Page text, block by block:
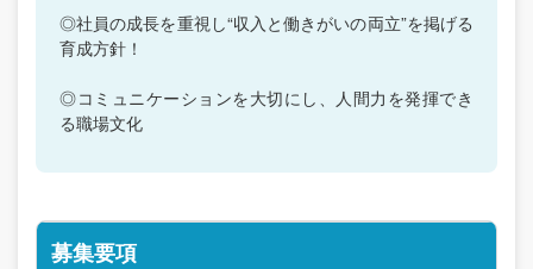
◎社員の成長を重視し“収入と働きがいの両立”を掲げる
育成方針！
◎コミュニケーションを大切にし、人間力を発揮でき
る職場文化
募集要項